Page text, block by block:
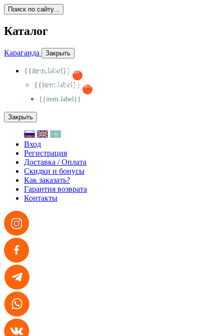
Поиск по сайту...
Каталог
Караганда Закрыть
{{item.label}}
{{activeItem==item.id?'-
{{item.label}}
{{activeSubitem==item.id?'-
{{item.label}}
Закрыть
Вход
Регистрация
Доставка / Оплата
Скидки и бонусы
Как заказать?
Гарантия возврата
Контакты